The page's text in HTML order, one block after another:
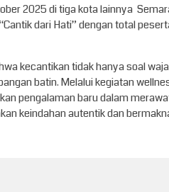
2025 di tiga kota lainnya
dari Hati” dengan total
kecantikan tidak hanya soal
batin. Melalui kegiatan
pengalaman baru dalam
keindahan autentik dan